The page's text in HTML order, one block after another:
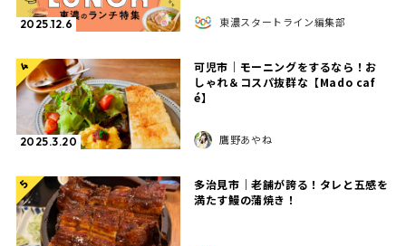
2025.12.6 東濃スタートライン編集部
4
2025.3.20
可児市｜モーニングをするなら！お
しゃれ＆コスパ抜群な【Mado caf
é】
鷹野あやね
5
多治見市｜老舗が誇る！タレと五感を
満たす鰻の蒲焼き！